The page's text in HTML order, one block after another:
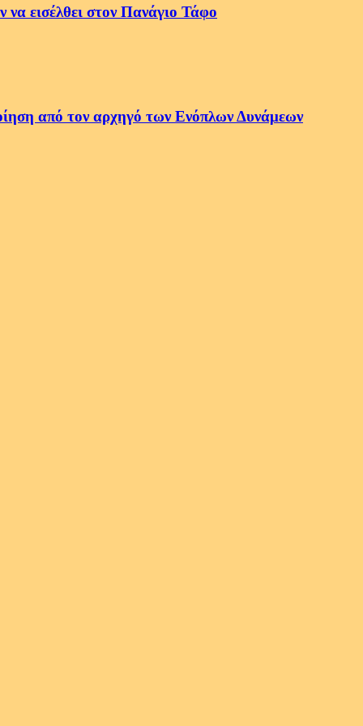
εισέλθει στον Πανάγιο Τάφο
από τον αρχηγό των Ενόπλων Δυνάμεων